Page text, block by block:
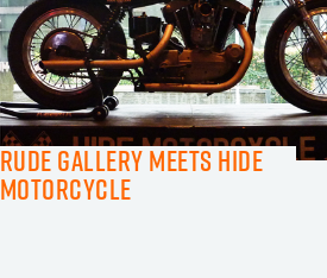
RUDE GALLERY meets HIDE
MOTORCYCLE